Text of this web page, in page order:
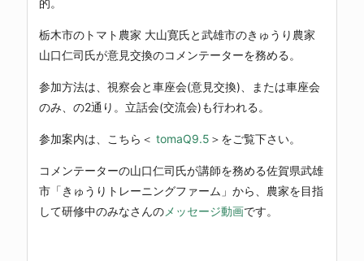
栃木市のトマト農家 大山寛氏と武雄市のきゅうり農家
山口仁司氏が意見交換のコメンテーターを務める。
参加方法は、視察会と車座会(意見交換)、または車座会
のみ、の2通り。立話会(交流会)も行われる。
参加案内は、こちら＜ tomaQ9.5 ＞をご覧下さい。
コメンテーターの山口仁司氏が講師を務める佐賀県武雄
市「きゅうりトレーニングファーム」から、農家を目指
して研修中のみなさんのメッセージ動画です。